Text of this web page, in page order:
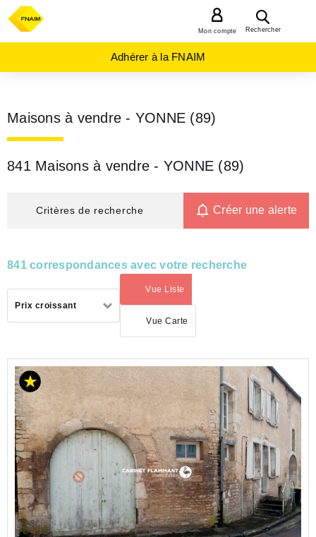
Rechercher
Mon compte
Adhérer à la FNAIM
Maisons à vendre - YONNE (89)
841 Maisons à vendre - YONNE (89)
Critères de recherche Créer une alerte
841 correspondances avec votre recherche
Prix croissant
Vue Liste
(activé)
Vue Carte
ACHAT
MAISON
BOURGOGNE-
FRANCHE-
COMTÉ
YONNE
(89)